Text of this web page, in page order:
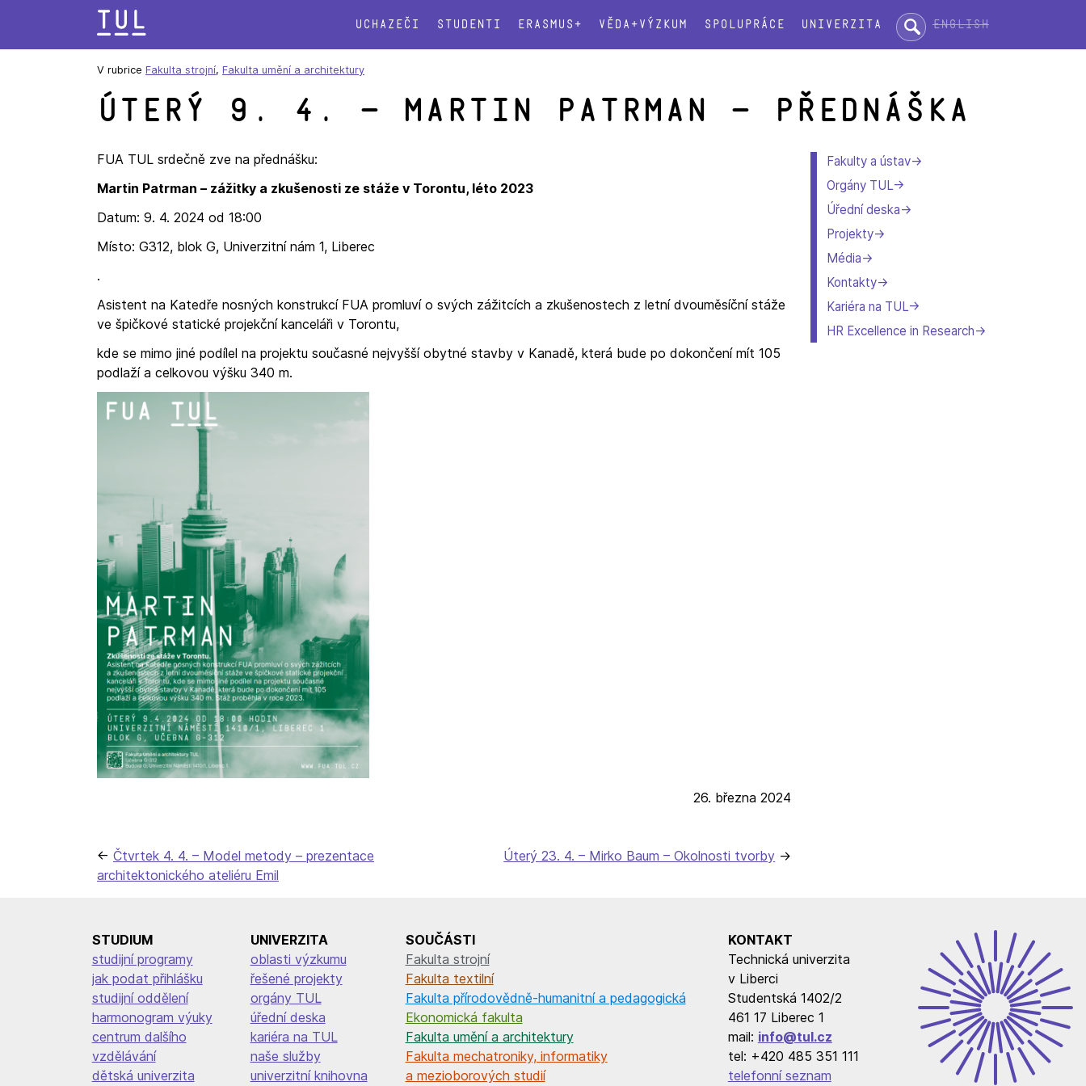
text
Uchazeči Studenti Erasmus+ Věda+výzkum Spolupráce Univerzita Hledat:English
Fakulty a ústav
Orgány TUL
Úřední deska
Projekty
Média
Kontakty
Kariéra na TUL
HR Excellence in Research
V rubrice Fakulta strojní, Fakulta umění a architektury
Úterý 9. 4. – Martin Patrman – přednáška
FUA TUL srdečně zve na přednášku:
Martin Patrman – zážitky a zkušenosti ze stáže v Torontu, léto 2023
Datum: 9. 4. 2024 od 18:00
Místo: G312, blok G, Univerzitní nám 1, Liberec
.
Asistent na Katedře nosných konstrukcí FUA promluví o svých zážitcích a zkušenostech z letní dvouměsíční stáže
ve špičkové statické projekční kanceláři v Torontu,
kde se mimo jiné podílel na projektu současné nejvyšší obytné stavby v Kanadě, která bude po dokončení mít 105
podlaží a celkovou výšku 340 m.
26. března 2024
Navigace
pro
Čtvrtek 4. 4. – Model metody – prezentace
architektonického ateliéru Emil
Úterý 23. 4. – Mirko Baum – Okolnosti tvorby
STUDIUM
studijní programy
jak podat přihlášku
studijní oddělení
harmonogram výuky
centrum dalšího
vzdělávání
dětská univerzita
UNIVERZITA
oblasti výzkumu
řešené projekty
orgány TUL
úřední deska
kariéra na TUL
naše služby
univerzitní knihovna
SOUČÁSTI
Fakulta strojní
Fakulta textilní
Fakulta přírodovědně-humanitní a pedagogická
Ekonomická fakulta
Fakulta umění a architektury
Fakulta mechatroniky, informatiky
a mezioborových studií
KONTAKT
Technická univerzita
v Liberci
Studentská 1402/2
461 17 Liberec 1
mail: info@tul.cz
tel: +420 485 351 111
telefonní seznam